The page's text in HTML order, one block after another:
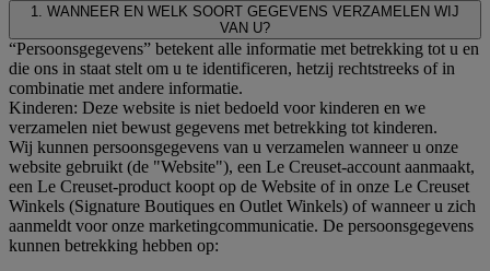
1. WANNEER EN WELK SOORT GEGEVENS VERZAMELEN WIJ
VAN U?
“Persoonsgegevens” betekent alle informatie met betrekking tot u en
die ons in staat stelt om u te identificeren, hetzij rechtstreeks of in
combinatie met andere informatie.
Kinderen: Deze website is niet bedoeld voor kinderen en we
verzamelen niet bewust gegevens met betrekking tot kinderen.
Wij kunnen persoonsgegevens van u verzamelen wanneer u onze
website gebruikt (de "Website"), een Le Creuset-account aanmaakt,
een Le Creuset-product koopt op de Website of in onze Le Creuset
Winkels (Signature Boutiques en Outlet Winkels) of wanneer u zich
aanmeldt voor onze marketingcommunicatie. De persoonsgegevens
kunnen betrekking hebben op: